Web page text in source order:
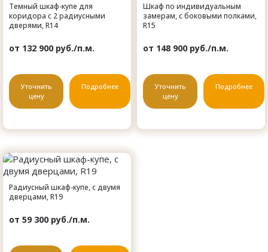
Темный шкаф-купе для
коридора с 2 радиусными
дверями, R14
от 132 900 руб./п.м.
Уточнить
цену
Подробнее
Шкаф по индивидуальным
замерам, с боковыми полками,
R15
от 148 900 руб./п.м.
Уточнить
цену
Подробнее
Радиусный шкаф-купе, с двумя
дверцами, R19
от 59 300 руб./п.м.